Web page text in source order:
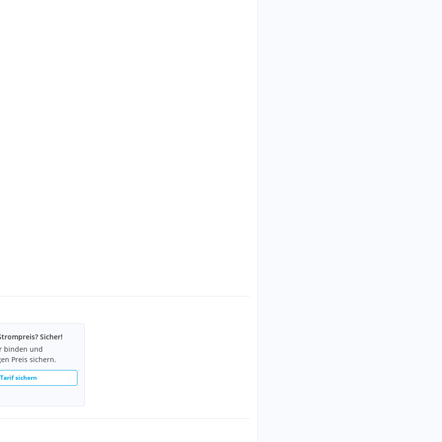
bietet gleichzeitig eine
Bus- und
Apotheken befinden
Hirschstetten, die
am Feld" sowie zu
unmittelbarer Nähe
Sicher!
binden und
Preis sichern.
sichern